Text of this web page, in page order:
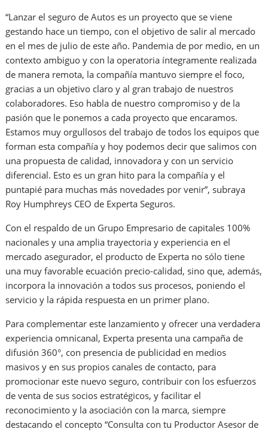
“Lanzar el seguro de Autos es un proyecto que se viene
gestando hace un tiempo, con el objetivo de salir al mercado
en el mes de julio de este año. Pandemia de por medio, en un
contexto ambiguo y con la operatoria íntegramente realizada
de manera remota, la compañía mantuvo siempre el foco,
gracias a un objetivo claro y al gran trabajo de nuestros
colaboradores. Eso habla de nuestro compromiso y de la
pasión que le ponemos a cada proyecto que encaramos.
Estamos muy orgullosos del trabajo de todos los equipos que
forman esta compañía y hoy podemos decir que salimos con
una propuesta de calidad, innovadora y con un servicio
diferencial. Esto es un gran hito para la compañía y el
puntapié para muchas más novedades por venir”, subraya
Roy Humphreys CEO de Experta Seguros.
Con el respaldo de un Grupo Empresario de capitales 100%
nacionales y una amplia trayectoria y experiencia en el
mercado asegurador, el producto de Experta no sólo tiene
una muy favorable ecuación precio-calidad, sino que, además,
incorpora la innovación a todos sus procesos, poniendo el
servicio y la rápida respuesta en un primer plano.
Para complementar este lanzamiento y ofrecer una verdadera
experiencia omnicanal, Experta presenta una campaña de
difusión 360°, con presencia de publicidad en medios
masivos y en sus propios canales de contacto, para
promocionar este nuevo seguro, contribuir con los esfuerzos
de venta de sus socios estratégicos, y facilitar el
reconocimiento y la asociación con la marca, siempre
destacando el concepto “Consulta con tu Productor Asesor de